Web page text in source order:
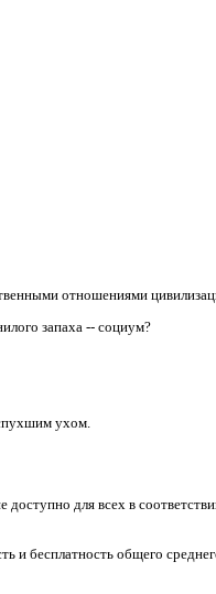
отношениями
запаха -- социум?
ухом.
для всех в
бесплатность общего